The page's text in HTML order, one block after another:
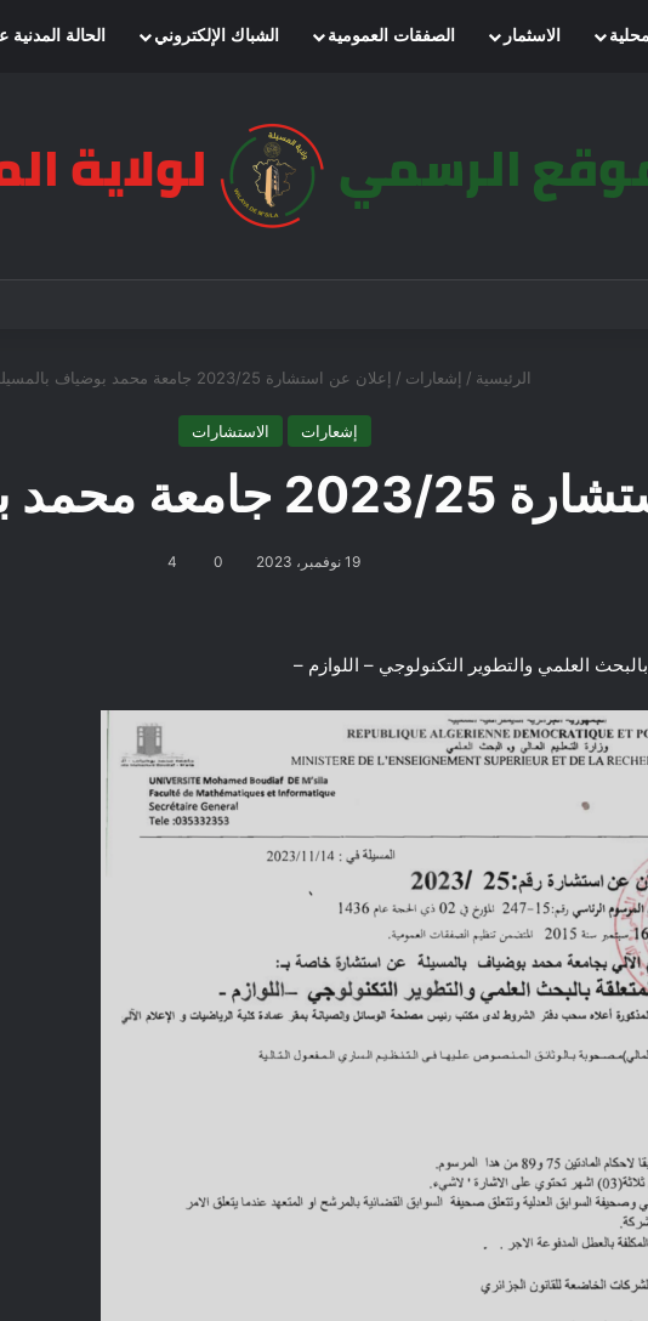
الاسثمار الصفقات العمومية الشباك الإلكتروني الحالة
الرئيسية / إشعارات / إعلان عن استشارة 2023/25 جامعة محمد بوضياف بالمسيلة
إشعارات الاستشارات
بوضياف بالمسيلة
19 نوفمبر، 2023 0
4
العلمي والتطوير التكنولوجي – اللوازم –